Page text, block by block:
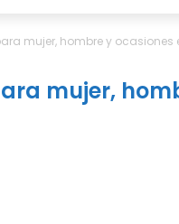
mujer, hombre y ocasiones
mujer,